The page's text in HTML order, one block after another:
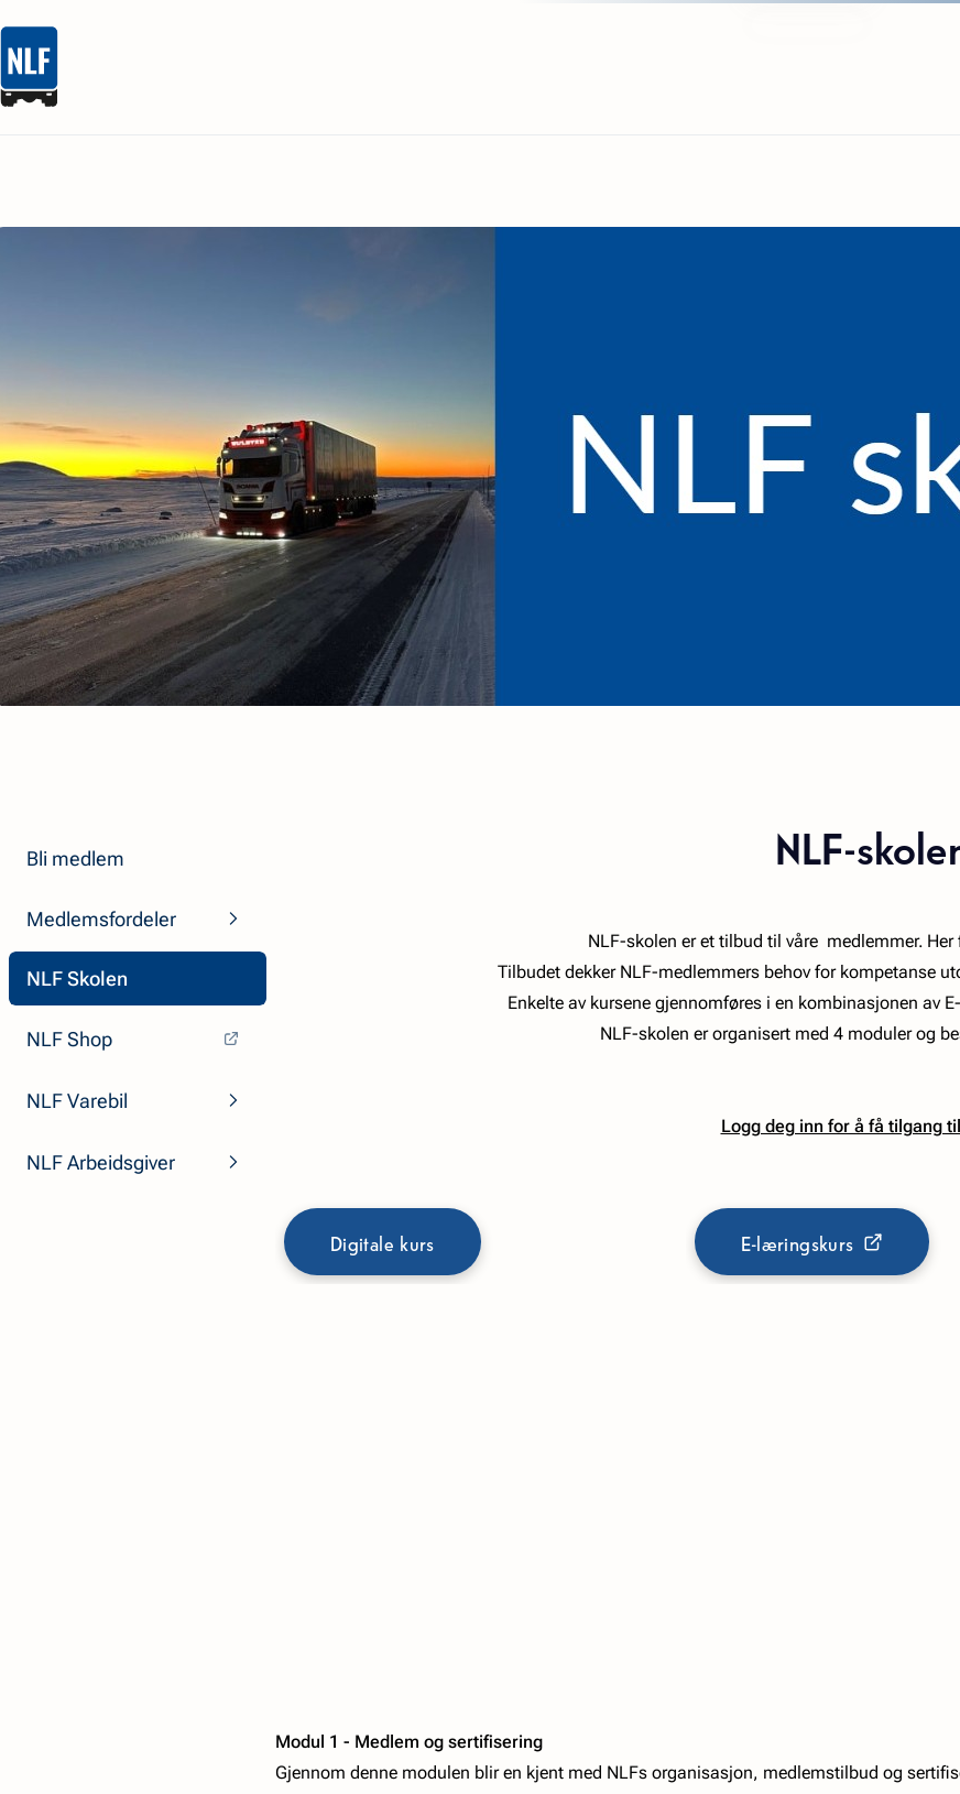
Bli medlem
Medlemsfordeler
NLF Skolen
NLF Shop
NLF Varebil
NLF Arbeidsgiver
NLF-
NLF-skolen er et tilbud til våre medlemmer. Her
Tilbudet dekker NLF-medlemmers behov for kompetanse
Enkelte av kursene gjennomføres i en kombinasjonen av
NLF-skolen er organisert med 4 moduler og
Logg deg inn for å få tilgang
Digitale kurs E-læringskurs
Modul 1 - Medlem og sertifisering
Gjennom denne modulen blir en kjent med NLFs organisasjon, medlemstilbud og